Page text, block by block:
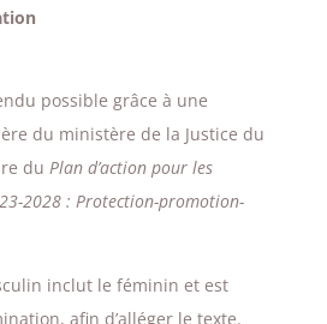
possible grâce à une
du ministère de la Justice du
du Plan d’action pour les
2028 : Protection-promotion-
inclut le féminin et est
afin d’alléger le texte.